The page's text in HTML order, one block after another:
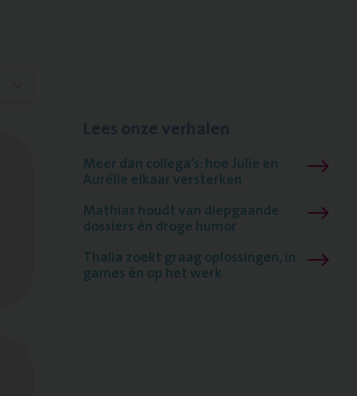
Meer dan collega’s: hoe Julie en
Aurélie elkaar versterken
Mathias houdt van diepgaande
dossiers én droge humor
Thalia zoekt graag oplossingen, in
games én op het werk